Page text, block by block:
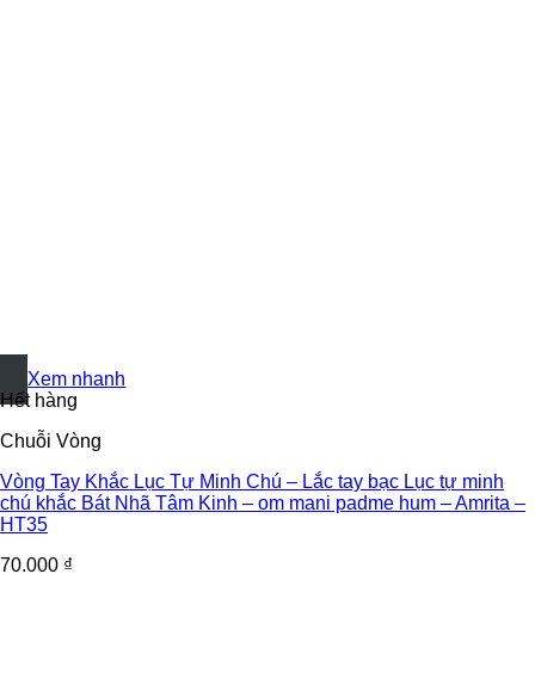
+
Xem nhanh
Hết hàng
Chuỗi Vòng
Vòng Tay Khắc Lục Tự Minh Chú – Lắc tay bạc Lục tự minh
chú khắc Bát Nhã Tâm Kinh – om mani padme hum – Amrita –
HT35
70.000 ₫